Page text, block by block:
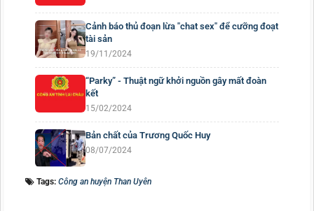
Cảnh báo thủ đoạn lừa "chat sex" để cưỡng đoạt
tài sản
19/11/2024
“Parky” - Thuật ngữ khởi nguồn gây mất đoàn
kết
15/02/2024
Bản chất của Trương Quốc Huy
08/07/2024
Tags: Công an huyện Than Uyên